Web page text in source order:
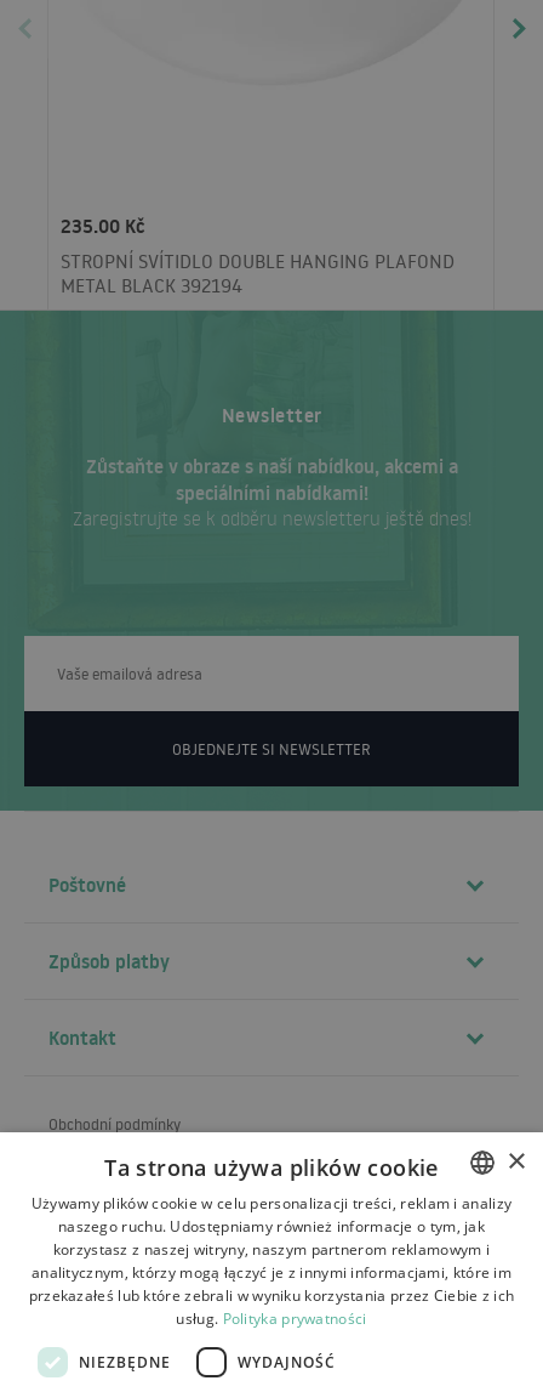
235.00 Kč
STROPNÍ SVÍTIDLO DOUBLE HANGING PLAFOND
METAL BLACK 392194
Newsletter
Zůstaňte v obraze s naší nabídkou, akcemi a
speciálními nabídkami!
Zaregistrujte se k odběru newsletteru ještě dnes!
OBJEDNEJTE SI NEWSLETTER
Poštovné
Způsob platby
Kontakt
Obchodní podmínky
O obchodu
Doprava
Vrácení a reklamace
Kontakt
POLISH
BULGARIAN
×
Ta strona używa plików cookie
Używamy plików cookie w celu personalizacji treści, reklam i analizy
naszego ruchu. Udostępniamy również informacje o tym, jak
korzystasz z naszej witryny, naszym partnerom reklamowym i
analitycznym, którzy mogą łączyć je z innymi informacjami, które im
przekazałeś lub które zebrali w wyniku korzystania przez Ciebie z ich
usług. Polityka prywatności
NIEZBĘDNE WYDAJNOŚĆ